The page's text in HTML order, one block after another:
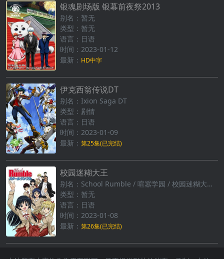
银魂剧场版 银幕前夜祭2013
别名：暂无
类型：暂无
语言：日语
时间：2023-01-12
最新： HD中字
伊克西翁传说DT
别名：Ixion Saga DT
类型：剧情
语言：日语
时间：2023-01-09
最新： 第25集(已完结)
校园迷糊大王
别名：School Rumble / 喧嚣学园 / 校园迷糊大王一学期
类型：暂无
语言：日语
时间：2023-01-08
最新： 第26集(已完结)